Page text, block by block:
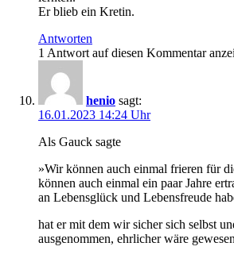
Er blieb ein Kretin.
Antworten
1 Antwort auf diesen Kommentar
henio sagt:
16.01.2023 14:24 Uhr
Als Gauck sagte
»Wir können auch einmal frieren für
können auch einmal ein paar Jahre
an Lebensglück und Lebensfreude
hat er mit dem wir sicher sich selbst
ausgenommen, ehrlicher wäre